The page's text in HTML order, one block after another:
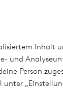
Inhalt
und
Person